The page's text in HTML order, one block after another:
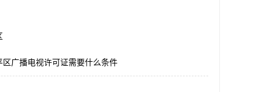
区广播电视许可证需要什么条件